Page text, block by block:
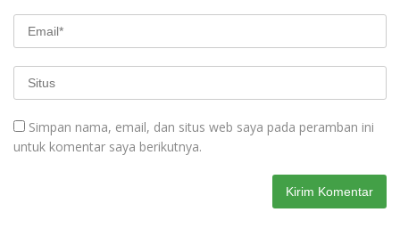
Simpan nama, email, dan situs web saya pada peramban ini
untuk komentar saya berikutnya.